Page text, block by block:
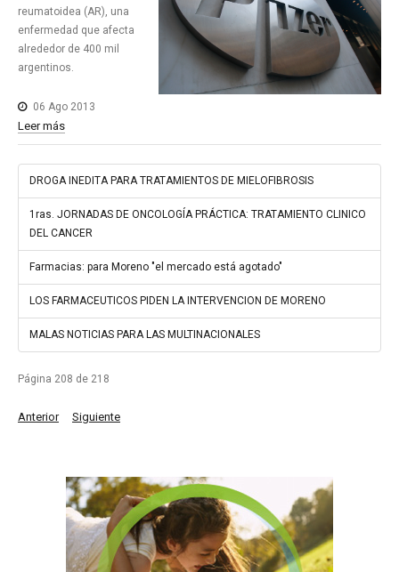
reumatoidea (AR), una
enfermedad que afecta
alrededor de 400 mil
argentinos.
06 Ago 2013
Leer más
DROGA INEDITA PARA TRATAMIENTOS DE MIELOFIBROSIS
1ras. JORNADAS DE ONCOLOGÍA PRÁCTICA: TRATAMIENTO CLINICO
DEL CANCER
Farmacias: para Moreno "el mercado está agotado"
LOS FARMACEUTICOS PIDEN LA INTERVENCION DE MORENO
MALAS NOTICIAS PARA LAS MULTINACIONALES
Página 208 de 218
Anterior Siguiente